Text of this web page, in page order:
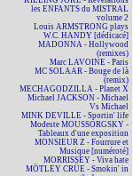
les ENFANTS du MISTRAL
volume 2
Louis ARMSTRONG plays
W.C. HANDY [dédicacé]
MADONNA - Hollywood
(remixes)
Marc LAVOINE - Paris
MC SOLAAR - Bouge de là
(remix)
MECHAGODZILLA - Planet X
Michael JACKSON - Michael
Vs Michael
MINK DEVILLE - Sportin' life
Modeste MOUSSORGSKY -
Tableaux d'une exposition
MONSIEUR Z - Fourrure et
Musique [numéroté]
MORRISSEY - Viva hate
MÖTLEY CRÜE - Smokin' in